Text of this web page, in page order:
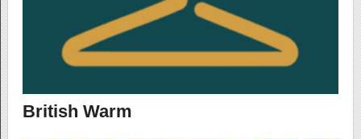
British Warm